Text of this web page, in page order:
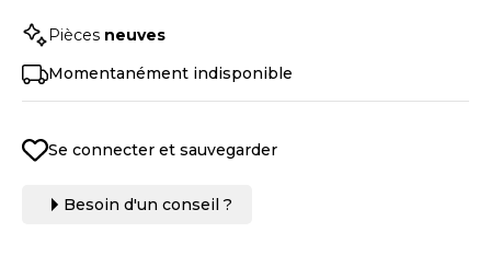
Pièces neuves
Momentanément indisponible
Se connecter et sauvegarder
Besoin d'un conseil ?